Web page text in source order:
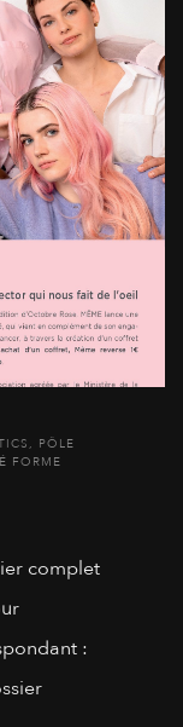
, PÔLE
FORME
complet
: